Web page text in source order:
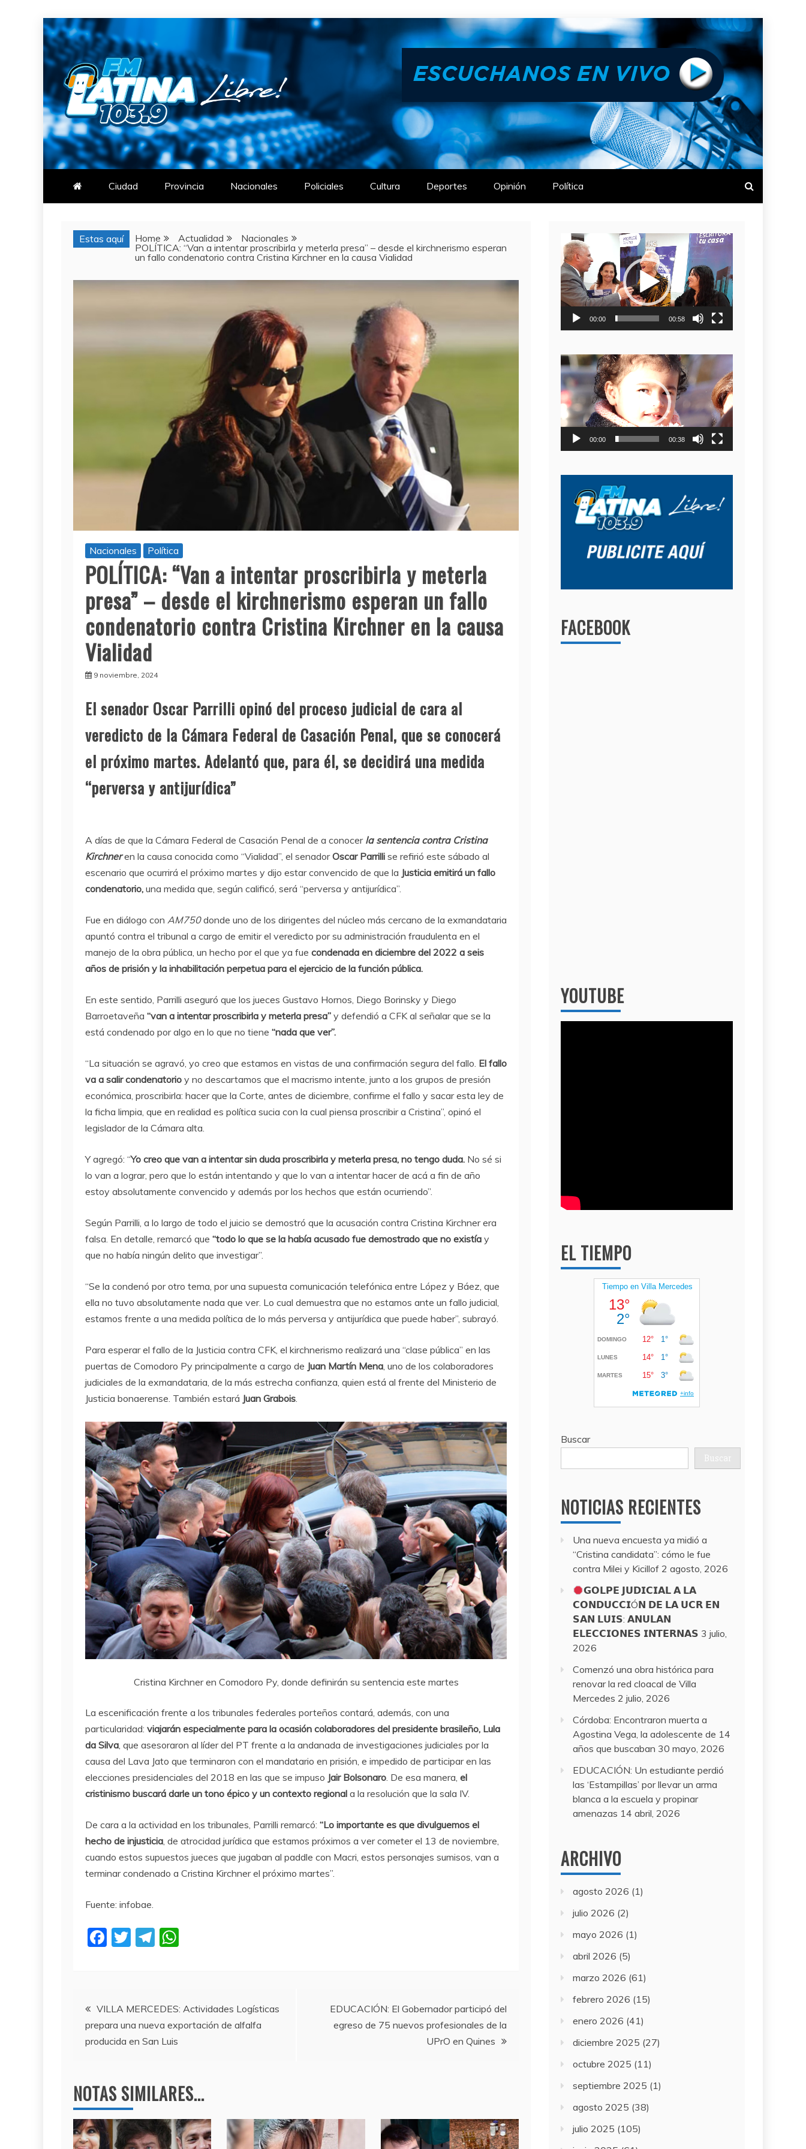
Skip
to
content
FM LATINA
NOTICIAS
Ciudad Provincia Nacionales Policiales Cultura Deportes Opinión Política
Estas aquí Home Actualidad
Nacionales
POLÍTICA: “Van a intentar proscribirla y meterla presa” – desde el kirchnerismo esperan
un fallo condenatorio contra Cristina Kirchner en la causa Vialidad
Nacionales Política
POLÍTICA: “Van a intentar proscribirla y meterla
presa” – desde el kirchnerismo esperan un fallo
condenatorio contra Cristina Kirchner en la causa
Vialidad
9 noviembre, 2024
El senador Oscar Parrilli opinó del proceso judicial de cara al
veredicto de la Cámara Federal de Casación Penal, que se conocerá
el próximo martes. Adelantó que, para él, se decidirá una medida
“perversa y antijurídica”
A días de que la Cámara Federal de Casación Penal de a conocer la sentencia contra Cristina
Kirchneren la causa conocida como “Vialidad”, el senadorOscar Parrilli se refirió este sábado al
escenario que ocurrirá el próximo martes y dijo estar convencido de que la Justicia emitirá un fallo
condenatorio, una medida que, según calificó, será “perversa y antijurídica”.
Fue en diálogo con AM750donde uno de los dirigentes del núcleo más cercano de la exmandataria
apuntó contra el tribunal a cargo de emitir el veredicto por su administración fraudulenta en el
manejo de la obra pública, un hecho por el que ya fue condenada en diciembre del 2022 a seis
años de prisión y la inhabilitación perpetua para el ejercicio de la función pública.
En este sentido, Parrilli aseguró que los jueces Gustavo Hornos, Diego Borinsky y Diego
Barroetaveña “van a intentar proscribirla y meterla presa” y defendió a CFK al señalar que se la
está condenado por algo en lo que no tiene “nada que ver”.
“La situación se agravó, yo creo que estamos en vistas de una confirmación segura del fallo. El fallo
va a salir condenatorio y no descartamos que el macrismo intente, junto a los grupos de presión
económica, proscribirla: hacer que la Corte, antes de diciembre, confirme el fallo y sacar esta ley de
la ficha limpia, que en realidad es política sucia con la cual piensa proscribir a Cristina”, opinó el
legislador de la Cámara alta.
Y agregó: “Yo creo que van a intentar sin duda proscribirla y meterla presa, no tengo duda. No sé si
lo van a lograr, pero que lo están intentando y que lo van a intentar hacer de acá a fin de año
estoy absolutamente convencido y además por los hechos que están ocurriendo”.
Según Parrilli, a lo largo de todo el juicio se demostró que la acusación contra Cristina Kirchner era
falsa. En detalle, remarcó que “todo lo que se la había acusado fue demostrado que no existía y
que no había ningún delito que investigar”.
“Se la condenó por otro tema, por una supuesta comunicación telefónica entre López y Báez, que
ella no tuvo absolutamente nada que ver. Lo cual demuestra que no estamos ante un fallo judicial,
estamos frente a una medida política de lo más perversa y antijurídica que puede haber”, subrayó.
Para esperar el fallo de la Justicia contra CFK, el kirchnerismo realizará una “clase pública” en las
puertas de Comodoro Py principalmente a cargo de Juan Martín Mena, uno de los colaboradores
judiciales de la exmandataria, de la más estrecha confianza, quien está al frente del Ministerio de
Justicia bonaerense. También estará Juan Grabois.
Cristina Kirchner en Comodoro Py, donde definirán su sentencia este martes
La escenificación frente a los tribunales federales porteños contará, además, con una
particularidad: viajarán especialmente para la ocasión colaboradores del presidente brasileño, Lula
da Silva , que asesoraron al líder del PT frente a la andanada de investigaciones judiciales por la
causa del Lava Jato que terminaron con el mandatario en prisión, e impedido de participar en las
elecciones presidenciales del 2018 en las que se impuso Jair Bolsonaro . De esa manera, el
cristinismo buscará darle un tono épico y un contexto regional a la resolución que la sala IV.
De cara a la actividad en los tribunales, Parrilli remarcó: “Lo importante es que divulguemos el
hecho de injusticia , de atrocidad jurídica que estamos próximos a ver cometer el 13 de noviembre,
cuando estos supuestos jueces que jugaban al paddle con Macri, estos personajes sumisos, van a
terminar condenado a Cristina Kirchner el próximo martes”.
Fuente: infobae.
F
b
o
o
T
T
a
m
A
p
Navegación
de
VILLA MERCEDES: Actividades Logísticas
prepara una nueva exportación de alfalfa
producida en San Luis
EDUCACIÓN: El Gobernador participó del
egreso de 75 nuevos profesionales de la
UPrO en Quines
NOTAS SIMILARES...
Reproductor
de
video
00:00 00:58
Reproductor
de
video
00:00 00:38
FACEBOOK
YOUTUBE
EL TIEMPO
Buscar
Buscar
NOTICIAS RECIENTES
Una nueva encuesta ya midió a
“Cristina candidata”: cómo le fue
contra Milei y Kicillof 2 agosto, 2026
𝗚𝗢𝗟𝗣𝗘 𝗝𝗨𝗗𝗜𝗖𝗜𝗔𝗟 𝗔 𝗟𝗔
𝗖𝗢𝗡𝗗𝗨𝗖𝗖𝗜Ó𝗡 𝗗𝗘 𝗟𝗔 𝗨𝗖𝗥 𝗘𝗡
𝗦𝗔𝗡 𝗟𝗨𝗜𝗦: 𝗔𝗡𝗨𝗟𝗔𝗡
𝗘𝗟𝗘𝗖𝗖𝗜𝗢𝗡𝗘𝗦 𝗜𝗡𝗧𝗘𝗥𝗡𝗔𝗦 3 julio,
2026
Comenzó una obra histórica para
renovar la red cloacal de Villa
Mercedes 2 julio, 2026
Córdoba: Encontraron muerta a
Agostina Vega, la adolescente de 14
años que buscaban 30 mayo, 2026
EDUCACIÓN: Un estudiante perdió
las ‘Estampillas’ por llevar un arma
blanca a la escuela y propinar
amenazas 14 abril, 2026
ARCHIVO
agosto 2026 (1)
julio 2026 (2)
mayo 2026 (1)
abril 2026 (5)
marzo 2026 (61)
febrero 2026 (15)
enero 2026 (41)
diciembre 2025 (27)
octubre 2025 (11)
septiembre 2025 (1)
agosto 2025 (38)
julio 2025 (105)